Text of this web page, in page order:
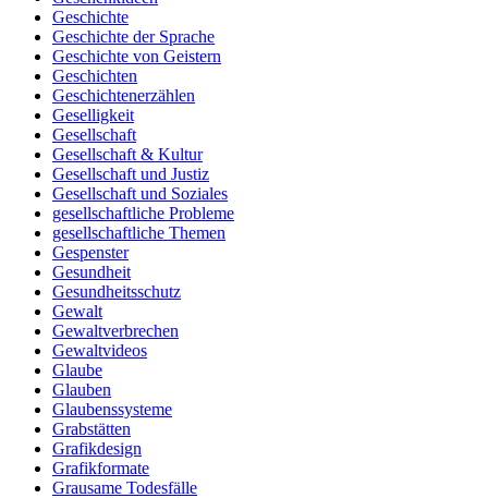
Geschichte
Geschichte der Sprache
Geschichte von Geistern
Geschichten
Geschichtenerzählen
Geselligkeit
Gesellschaft
Gesellschaft & Kultur
Gesellschaft und Justiz
Gesellschaft und Soziales
gesellschaftliche Probleme
gesellschaftliche Themen
Gespenster
Gesundheit
Gesundheitsschutz
Gewalt
Gewaltverbrechen
Gewaltvideos
Glaube
Glauben
Glaubenssysteme
Grabstätten
Grafikdesign
Grafikformate
Grausame Todesfälle